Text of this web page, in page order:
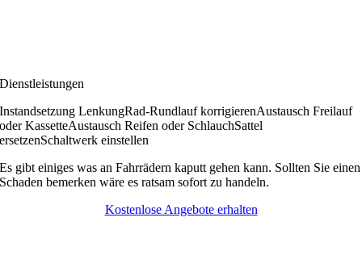
Dienstleistungen
Instandsetzung LenkungRad-Rundlauf korrigierenAustausch Freilauf
oder KassetteAustausch Reifen oder SchlauchSattel
ersetzenSchaltwerk einstellen
Es gibt einiges was an Fahrrädern kaputt gehen kann. Sollten Sie einen
Schaden bemerken wäre es ratsam sofort zu handeln.
Kostenlose Angebote erhalten